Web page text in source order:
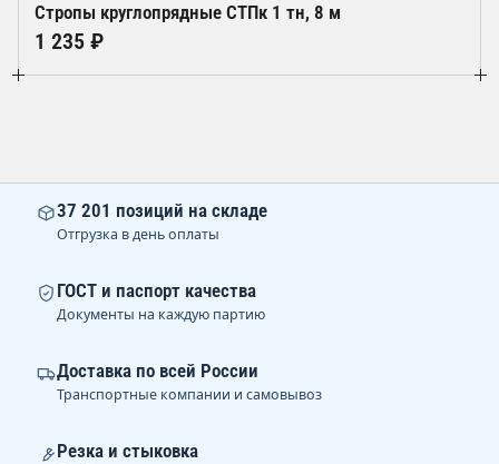
Стропы круглопрядные СТПк 1 тн, 8 м
1 235 ₽
37 201 позиций на складе
Отгрузка в день оплаты
ГОСТ и паспорт качества
Документы на каждую партию
Доставка по всей России
Транспортные компании и самовывоз
Резка и стыковка